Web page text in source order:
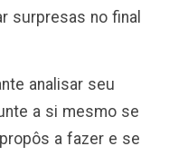
surpresas no final
analisar seu
a si mesmo se
a fazer e se